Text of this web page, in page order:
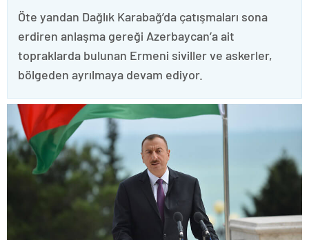
Öte yandan Dağlık Karabağ’da çatışmaları sona
erdiren anlaşma gereği Azerbaycan’a ait
topraklarda bulunan Ermeni siviller ve askerler,
bölgeden ayrılmaya devam ediyor.